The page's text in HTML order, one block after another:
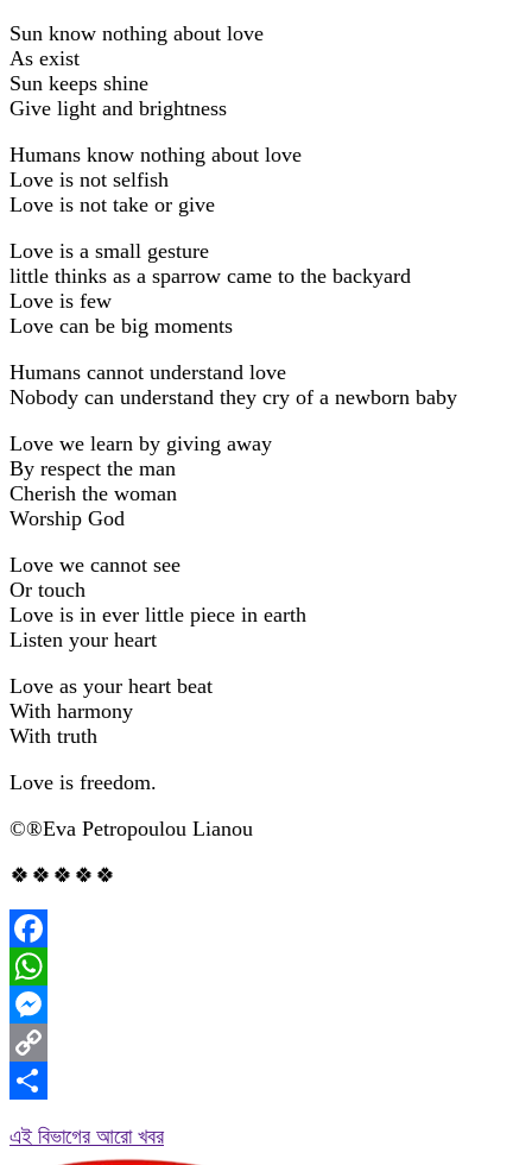
Sun know nothing about love
As exist
Sun keeps shine
Give light and brightness
Humans know nothing about love
Love is not selfish
Love is not take or give
Love is a small gesture
little thinks as a sparrow came to the backyard
Love is few
Love can be big moments
Humans cannot understand love
Nobody can understand they cry of a newborn baby
Love we learn by giving away
By respect the man
Cherish the woman
Worship God
Love we cannot see
Or touch
Love is in ever little piece in earth
Listen your heart
Love as your heart beat
With harmony
With truth
Love is freedom.
©®Eva Petropoulou Lianou
🍀🍀🍀🍀🍀
Facebook
WhatsApp
Messenger
Copy
এই বিভাগের আরো খবর